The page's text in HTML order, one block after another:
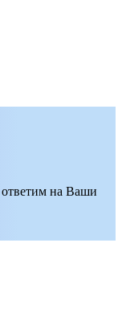
на Ваши